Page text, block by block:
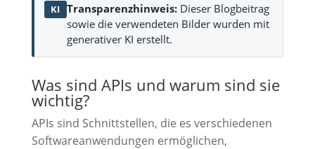
KI Transparenzhinweis:Dieser Blogbeitrag
sowie die verwendeten Bilder wurden mit
generativer KI erstellt.
Was sind APIs und warum sind sie
wichtig?
APIs sind Schnittstellen, die es verschiedenen
Softwareanwendungen ermöglichen,